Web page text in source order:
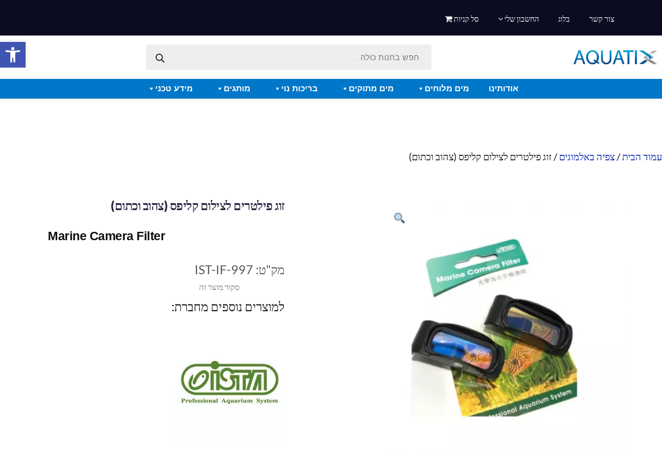
פתח
צור קשר בלוג החשבון שלי סל קניות
אודותינו מים מלוחים מים מתוקים בריכות נוי מותגים מידע טכני
עמוד הבית/צפיה באלמוגים/ זוג פילטרים לצילום קליפס (צהוב וכתום)
זוג פילטרים לצילום קליפס (צהוב וכתום)
Marine Camera Filter
סקור מוצר זה
מק"ט: IST-IF-997
למוצרים נוספים מחברת: